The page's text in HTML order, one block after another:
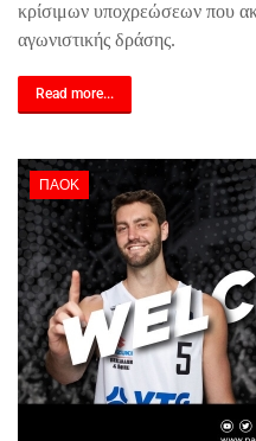
κρίσιμων υποχρεώσεων που
αγωνιστικής δράσης.
Read more...
ΠΑΟΚ